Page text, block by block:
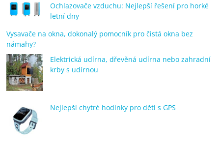
Ochlazovače vzduchu: Nejlepší řešení pro horké
letní dny
Vysavače na okna, dokonalý pomocník pro čistá okna bez
námahy?
Elektrická udírna, dřevěná udírna nebo zahradní
krby s udírnou
Nejlepší chytré hodinky pro děti s GPS